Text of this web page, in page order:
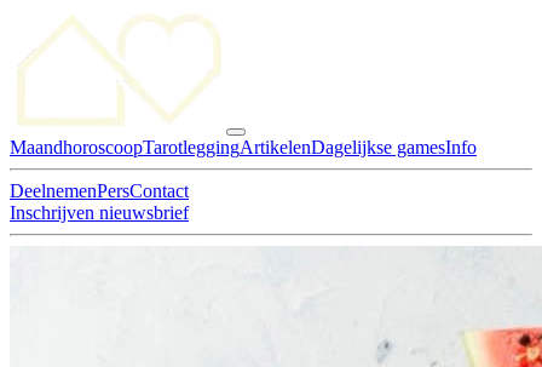
MaandhoroscoopTarotleggingArtikelenDagelijkse gamesInfo
DeelnemenPersContact
Inschrijven nieuwsbrief